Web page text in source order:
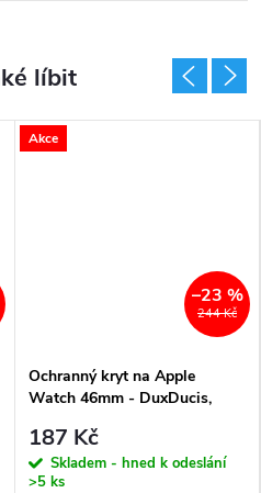
Akce
244 Kč
–23 %
Ochranný kryt na Apple
Watch 46mm - DuxDucis,
187 Kč
Skladem - hned k odeslání
>5 ks